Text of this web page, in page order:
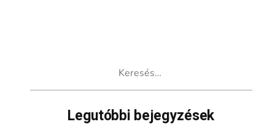
Legutóbbi bejegyzések